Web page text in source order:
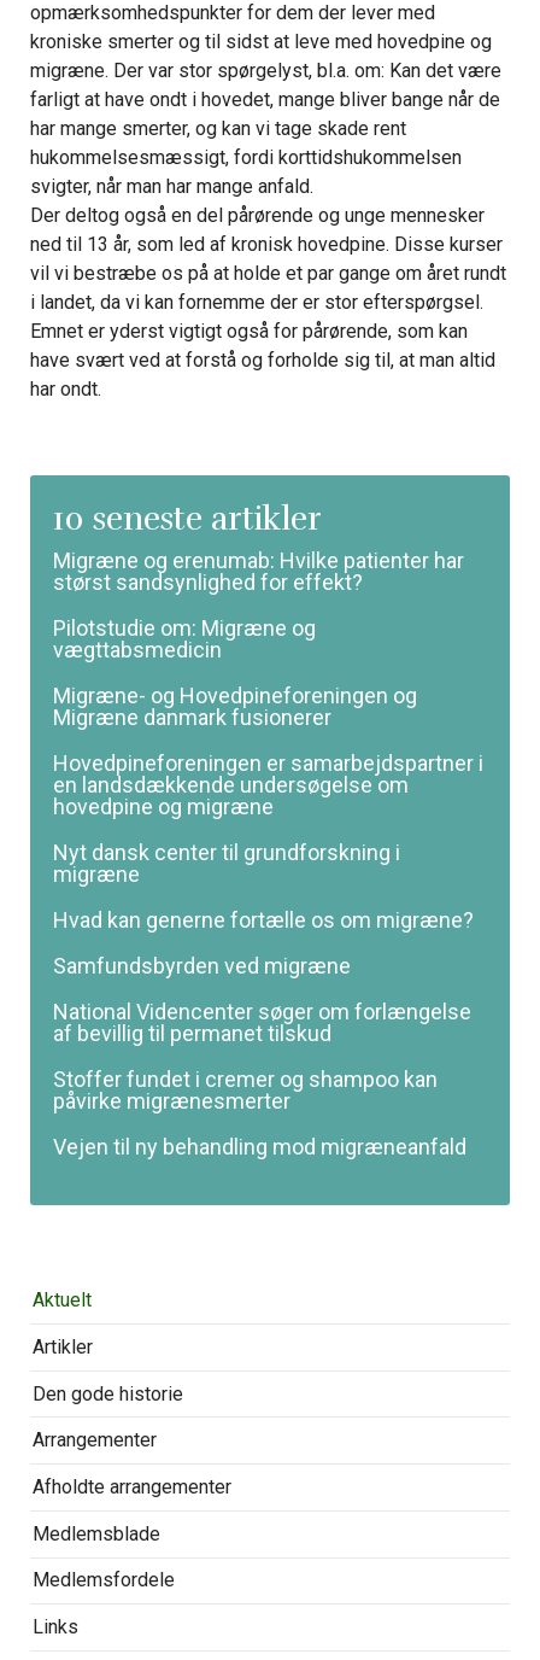
opmærksomhedspunkter for dem der lever med
kroniske smerter og til sidst at leve med hovedpine og
migræne. Der var stor spørgelyst, bl.a. om: Kan det være
farligt at have ondt i hovedet, mange bliver bange når de
har mange smerter, og kan vi tage skade rent
hukommelsesmæssigt, fordi korttidshukommelsen
svigter, når man har mange anfald.
Der deltog også en del pårørende og unge mennesker
ned til 13 år, som led af kronisk hovedpine. Disse kurser
vil vi bestræbe os på at holde et par gange om året rundt
i landet, da vi kan fornemme der er stor efterspørgsel.
Emnet er yderst vigtigt også for pårørende, som kan
have svært ved at forstå og forholde sig til, at man altid
har ondt.
10 seneste artikler
Migræne og erenumab: Hvilke patienter har
størst sandsynlighed for effekt?
Pilotstudie om: Migræne og
vægttabsmedicin
Migræne- og Hovedpineforeningen og
Migræne danmark fusionerer
Hovedpineforeningen er samarbejdspartner i
en landsdækkende undersøgelse om
hovedpine og migræne
Nyt dansk center til grundforskning i
migræne
Hvad kan generne fortælle os om migræne?
Samfundsbyrden ved migræne
National Videncenter søger om forlængelse
af bevillig til permanet tilskud
Stoffer fundet i cremer og shampoo kan
påvirke migræne­smerter
Vejen til ny behandling mod migræneanfald
Overspring
navigationen
Aktuelt
Artikler
Den gode historie
Arrangementer
Afholdte arrangementer
Medlemsblade
Medlemsfordele
Links